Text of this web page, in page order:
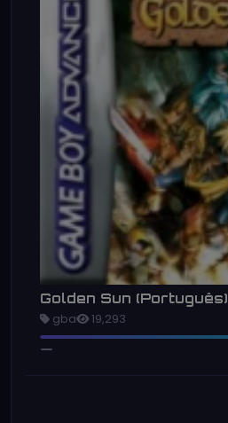
Golden Sun (Português)
gba 19,293